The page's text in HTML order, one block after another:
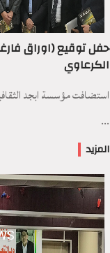
حفل توقيع (اوراق
الكرعاوي
استضافت مؤسسة ابجد
...
المزيد